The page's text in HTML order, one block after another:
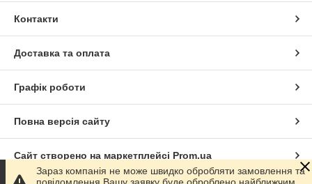
Контакти
Доставка та оплата
Графік роботи
Повна версія сайту
Сайт створено на маркетплейсі Prom.ua
Зараз компанія не може швидко обробляти замовлення та